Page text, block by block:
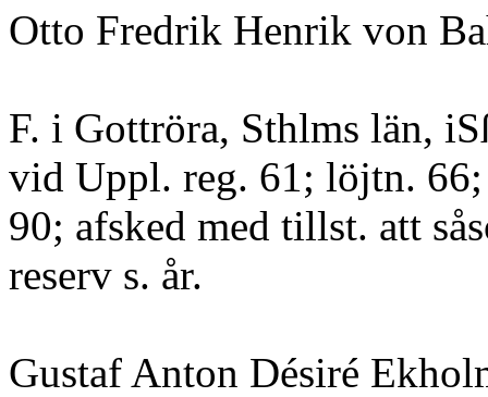
Otto Fredrik Henrik von
F. i Gottröra, Sthlms län,
vid Uppl. reg. 61; löjtn.
90; afsked med tillst. att
reserv s. år.
Gustaf Anton Désiré